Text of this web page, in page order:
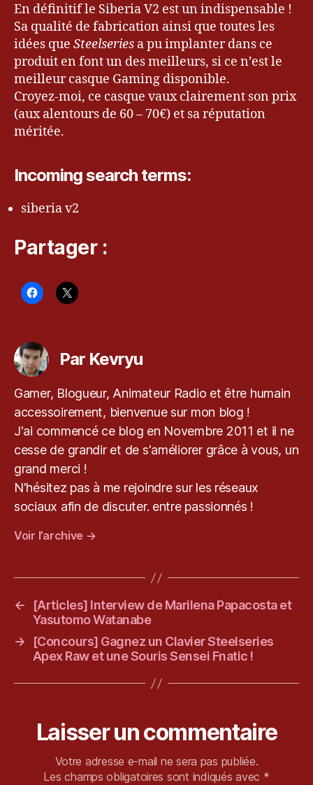
En définitif le Siberia V2 est un indispensable !
Sa qualité de fabrication ainsi que toutes les
idées que Steelseries a pu implanter dans ce
produit en font un des meilleurs, si ce n’est le
meilleur casque Gaming disponible.
Croyez-moi, ce casque vaux clairement son prix
(aux alentours de 60 – 70€) et sa réputation
méritée.
Incoming search terms:
siberia v2
Partager :
Par Kevryu
Gamer, Blogueur, Animateur Radio et être humain
accessoirement, bienvenue sur mon blog !
J'ai commencé ce blog en Novembre 2011 et il ne
cesse de grandir et de s'améliorer grâce à vous, un
grand merci !
N'hésitez pas à me rejoindre sur les réseaux
sociaux afin de discuter. entre passionnés !
Voir l’archive →
←
[Articles] Interview de Marilena Papacosta et
Yasutomo Watanabe
→
[Concours] Gagnez un Clavier Steelseries
Apex Raw et une Souris Sensei Fnatic !
Laisser un commentaire
Votre adresse e-mail ne sera pas publiée.
Les champs obligatoires sont indiqués avec *